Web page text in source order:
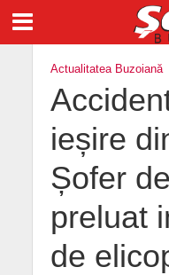
Actualitatea Buzoiană
ieșire
Șofer
preluat
de